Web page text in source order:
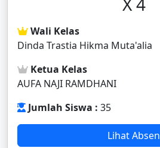
Wali Kelas
Dinda Trastia Hikma Muta'alia
Ketua Kelas
AUFA NAJI RAMDHANI
Jumlah Siswa : 35
Lihat Absen